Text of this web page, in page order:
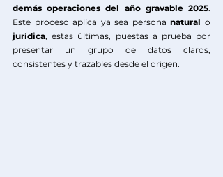
demás operaciones del año gravable 2025.
Este proceso aplica ya sea persona natural o
jurídica, estas últimas, puestas a prueba por
presentar un grupo de datos claros,
consistentes y trazables desde el origen.